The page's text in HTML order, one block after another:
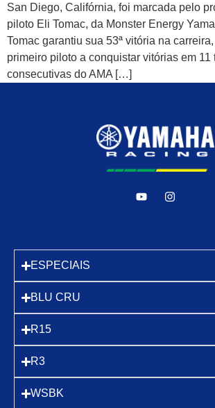
San Diego, Califórnia, foi marcada pelo
piloto Eli Tomac, da Monster Energy
Tomac garantiu sua 53ª vitória na
primeiro piloto a conquistar vitórias em 11
consecutivas do AMA […]
ESPECIAIS
BLU CRU
R15
R3
WSBK